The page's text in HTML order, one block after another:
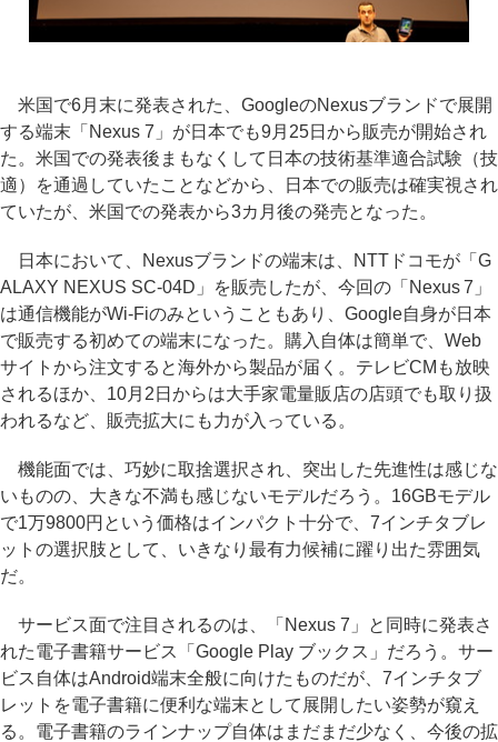
米国で6月末に発表された、GoogleのNexusブランドで展開
する端末「Nexus 7」が日本でも9月25日から販売が開始され
た。米国での発表後まもなくして日本の技術基準適合試験（技
適）を通過していたことなどから、日本での販売は確実視され
ていたが、米国での発表から3カ月後の発売となった。
日本において、Nexusブランドの端末は、NTTドコモが「G
ALAXY NEXUS SC-04D」を販売したが、今回の「Nexus 7」
は通信機能がWi-Fiのみということもあり、Google自身が日本
で販売する初めての端末になった。購入自体は簡単で、Web
サイトから注文すると海外から製品が届く。テレビCMも放映
されるほか、10月2日からは大手家電量販店の店頭でも取り扱
われるなど、販売拡大にも力が入っている。
機能面では、巧妙に取捨選択され、突出した先進性は感じな
いものの、大きな不満も感じないモデルだろう。16GBモデル
で1万9800円という価格はインパクト十分で、7インチタブレ
ットの選択肢として、いきなり最有力候補に躍り出た雰囲気
だ。
サービス面で注目されるのは、「Nexus 7」と同時に発表さ
れた電子書籍サービス「Google Play ブックス」だろう。サー
ビス自体はAndroid端末全般に向けたものだが、7インチタブ
レットを電子書籍に便利な端末として展開したい姿勢が窺え
る。電子書籍のラインナップ自体はまだまだ少なく、今後の拡